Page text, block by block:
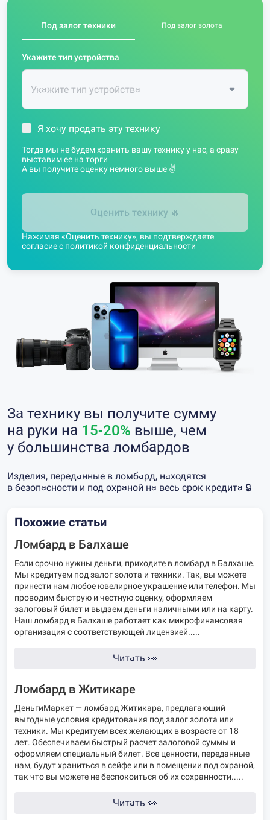
Под залог техники Под залог золота
Укажите тип устройства
Я хочу продать эту технику
Тогда мы не будем хранить вашу технику у нас, а сразу
выставим ее на торги
А вы получите оценку немного выше ✌️
Оценить технику 🔥
Нажимая «Оценить технику», вы подтверждаете
согласие с политикой конфиденциальности
За технику вы получите сумму
на руки на 15-20% выше, чем
у большинства ломбардов
Изделия, переданные в ломбард, находятся
в безопасности и под охраной на весь срок кредита 🔒
Похожие статьи
Ломбард в Балхаше
Если срочно нужны деньги, приходите в ломбард в Балхаше.
Мы кредитуем под залог золота и техники. Так, вы можете
принести нам любое ювелирное украшение или телефон. Мы
проводим быструю и честную оценку, оформляем
залоговый билет и выдаем деньги наличными или на карту.
Наш ломбард в Балхаше работает как микрофинансовая
организация с соответствующей лицензией.....
Читать 👀
Ломбард в Житикаре
ДеньгиМаркет — ломбард Житикара, предлагающий
выгодные условия кредитования под залог золота или
техники. Мы кредитуем всех желающих в возрасте от 18
лет. Обеспечиваем быстрый расчет залоговой суммы и
оформляем специальный билет. Все ценности, переданные
нам, будут храниться в сейфе или в помещении под охраной,
так что вы можете не беспокоиться об их сохранности.....
Читать 👀